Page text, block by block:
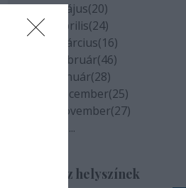
2020 május(20)
2020 április(24)
2020 március(16)
2020 február(46)
2020 január(28)
2019 december(25)
2019 november(27)
...
Szinház helyszínek